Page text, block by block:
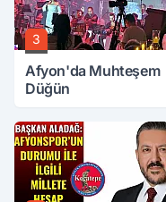
3
Afyon'da Muhteşem
Düğün